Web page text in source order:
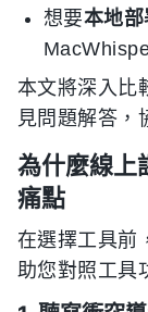
想要本地部
本文將深入比
見問題解答，
為什麼線上
痛點
在選擇工具前
助您對照工具